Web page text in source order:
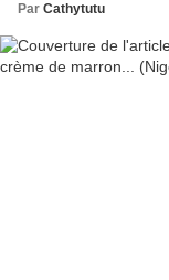
Par Cathytutu